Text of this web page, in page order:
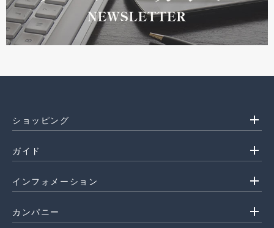
ショッピング add
ガイド add
インフォメーション add
カンパニー add